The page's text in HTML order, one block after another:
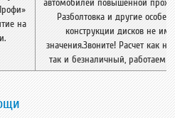
на
автомобилей повышенной
Разболтовка и другие
конструкции дисков не
значения.Звоните! Расчет как
так и безналичный, работаем